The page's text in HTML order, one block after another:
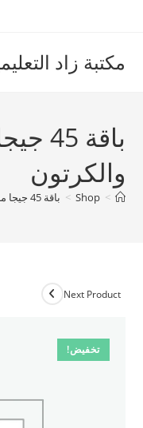
مكتبة زاد
باقة
والكرتون
>
Shop
> باقة 45 جيجا من أفلام ديزني والكرتون
تخفيض!
Next Product